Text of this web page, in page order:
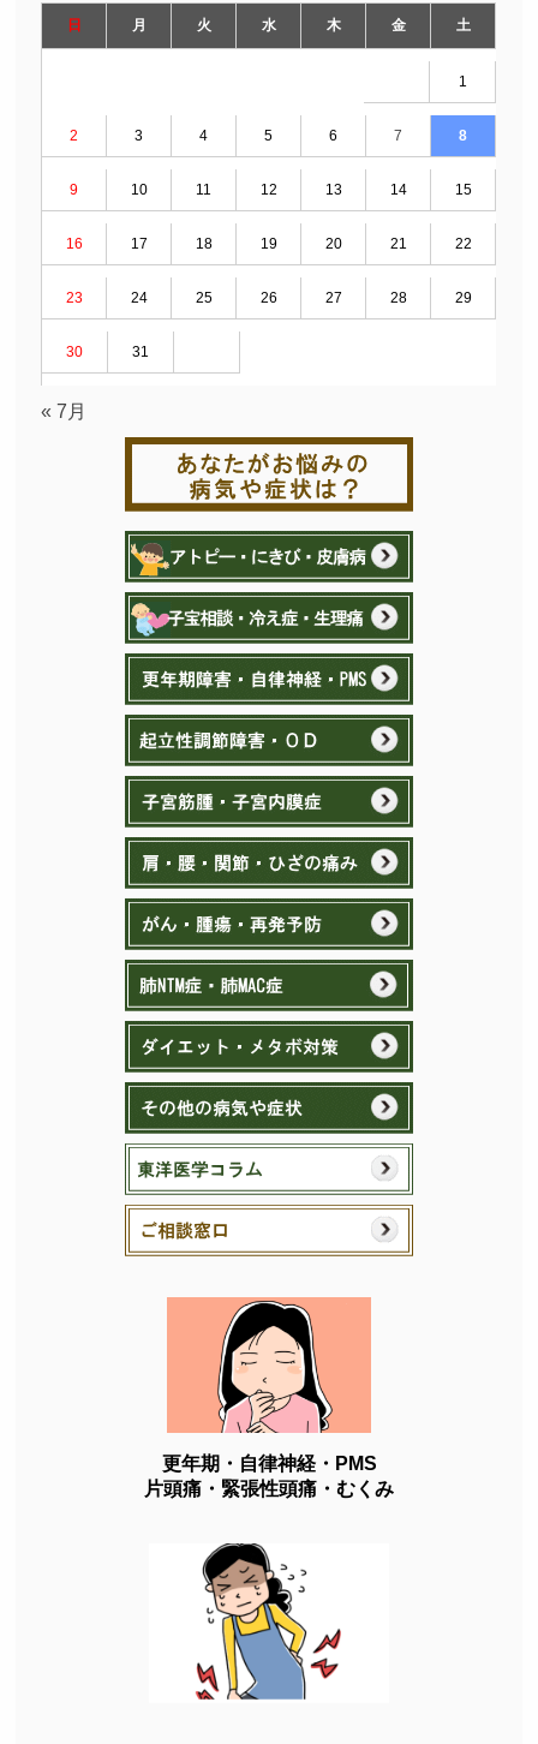
日
月 火 水 木 金 土
1
2 3 4 5 6 7 8
9 10 11 12 13 14 15
16 17 18 19 20 21 22
23 24 25 26 27 28 29
30 31
« 7月
更年期・自律神経・PMS
片頭痛・緊張性頭痛・むくみ